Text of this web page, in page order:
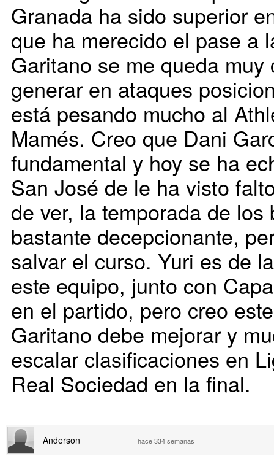
Granada ha sido superior
que ha merecido el pase a
Garitano se me queda
generar en ataques
está pesando mucho al
Mamés. Creo que Dani
fundamental y hoy se ha
San José de le ha visto
de ver, la temporada de
bastante decepcionante,
salvar el curso. Yuri es de
este equipo, junto con
en el partido, pero creo
Garitano debe mejorar y
escalar clasificaciones en
Real Sociedad en la final.
Anderson · hace 334 semanas